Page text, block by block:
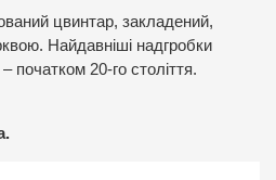
цвинтар, закладений,
Найдавніші надгробки
початком 20-го століття.